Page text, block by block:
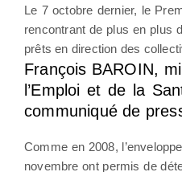
Le 7 octobre dernier, le
rencontrant de plus en plus
prêts en direction des
François BAROIN,
l’Emploi et de la
communiqué de
Comme en 2008,
novembre ont permis de